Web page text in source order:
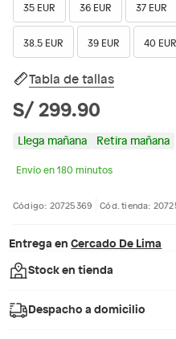
35 EUR 36 EUR 37 EUR
38.5 EUR 39 EUR 40 EUR
Tabla de tallas
S/ 299.90
Llega mañana Retira mañana
Envío en 180 minutos
Código: 20725369 Cód. tienda:
Entrega en Cercado De Lima
Stock en tienda
Despacho a domicilio